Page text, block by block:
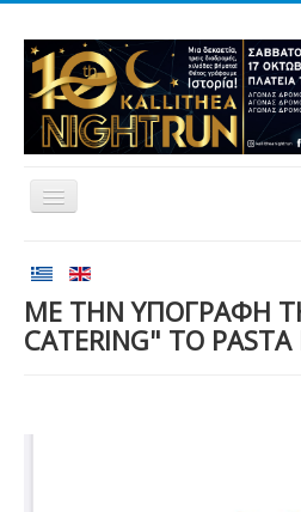
Εθελοντισμός
ΜΕ ΤΗΝ ΥΠΟΓΡΑΦΗ
CATERING" ΤΟ PASTA